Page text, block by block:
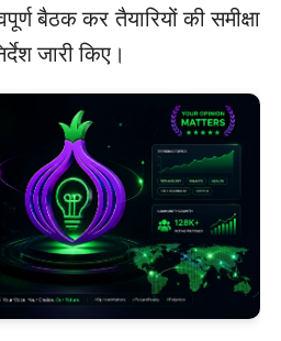
बैठक कर तैयारियों की समीक्षा
जारी किए।